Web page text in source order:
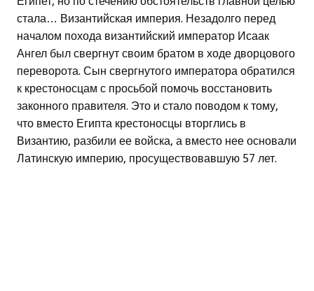
стала… Византийская империя. Незадолго перед
началом похода византийский император Исаак
Ангел был свергнут своим братом в ходе дворцового
переворота. Сын свергнутого императора обратился
к крестоносцам с просьбой помочь восстановить
законного правителя. Это и стало поводом к тому,
что вместо Египта крестоносцы вторглись в
Византию, разбили ее войска, а вместо нее основали
Латинскую империю, просуществовавшую 57 лет.